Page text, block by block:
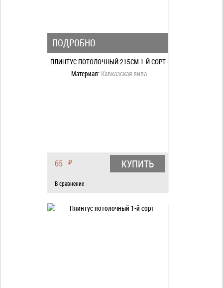
ПОДРОБНО
ПЛИНТУС ПОТОЛОЧНЫЙ 215СМ 1-Й СОРТ
Материал: Кавказская липа
65 ₽ КУПИТЬ
В сравнение